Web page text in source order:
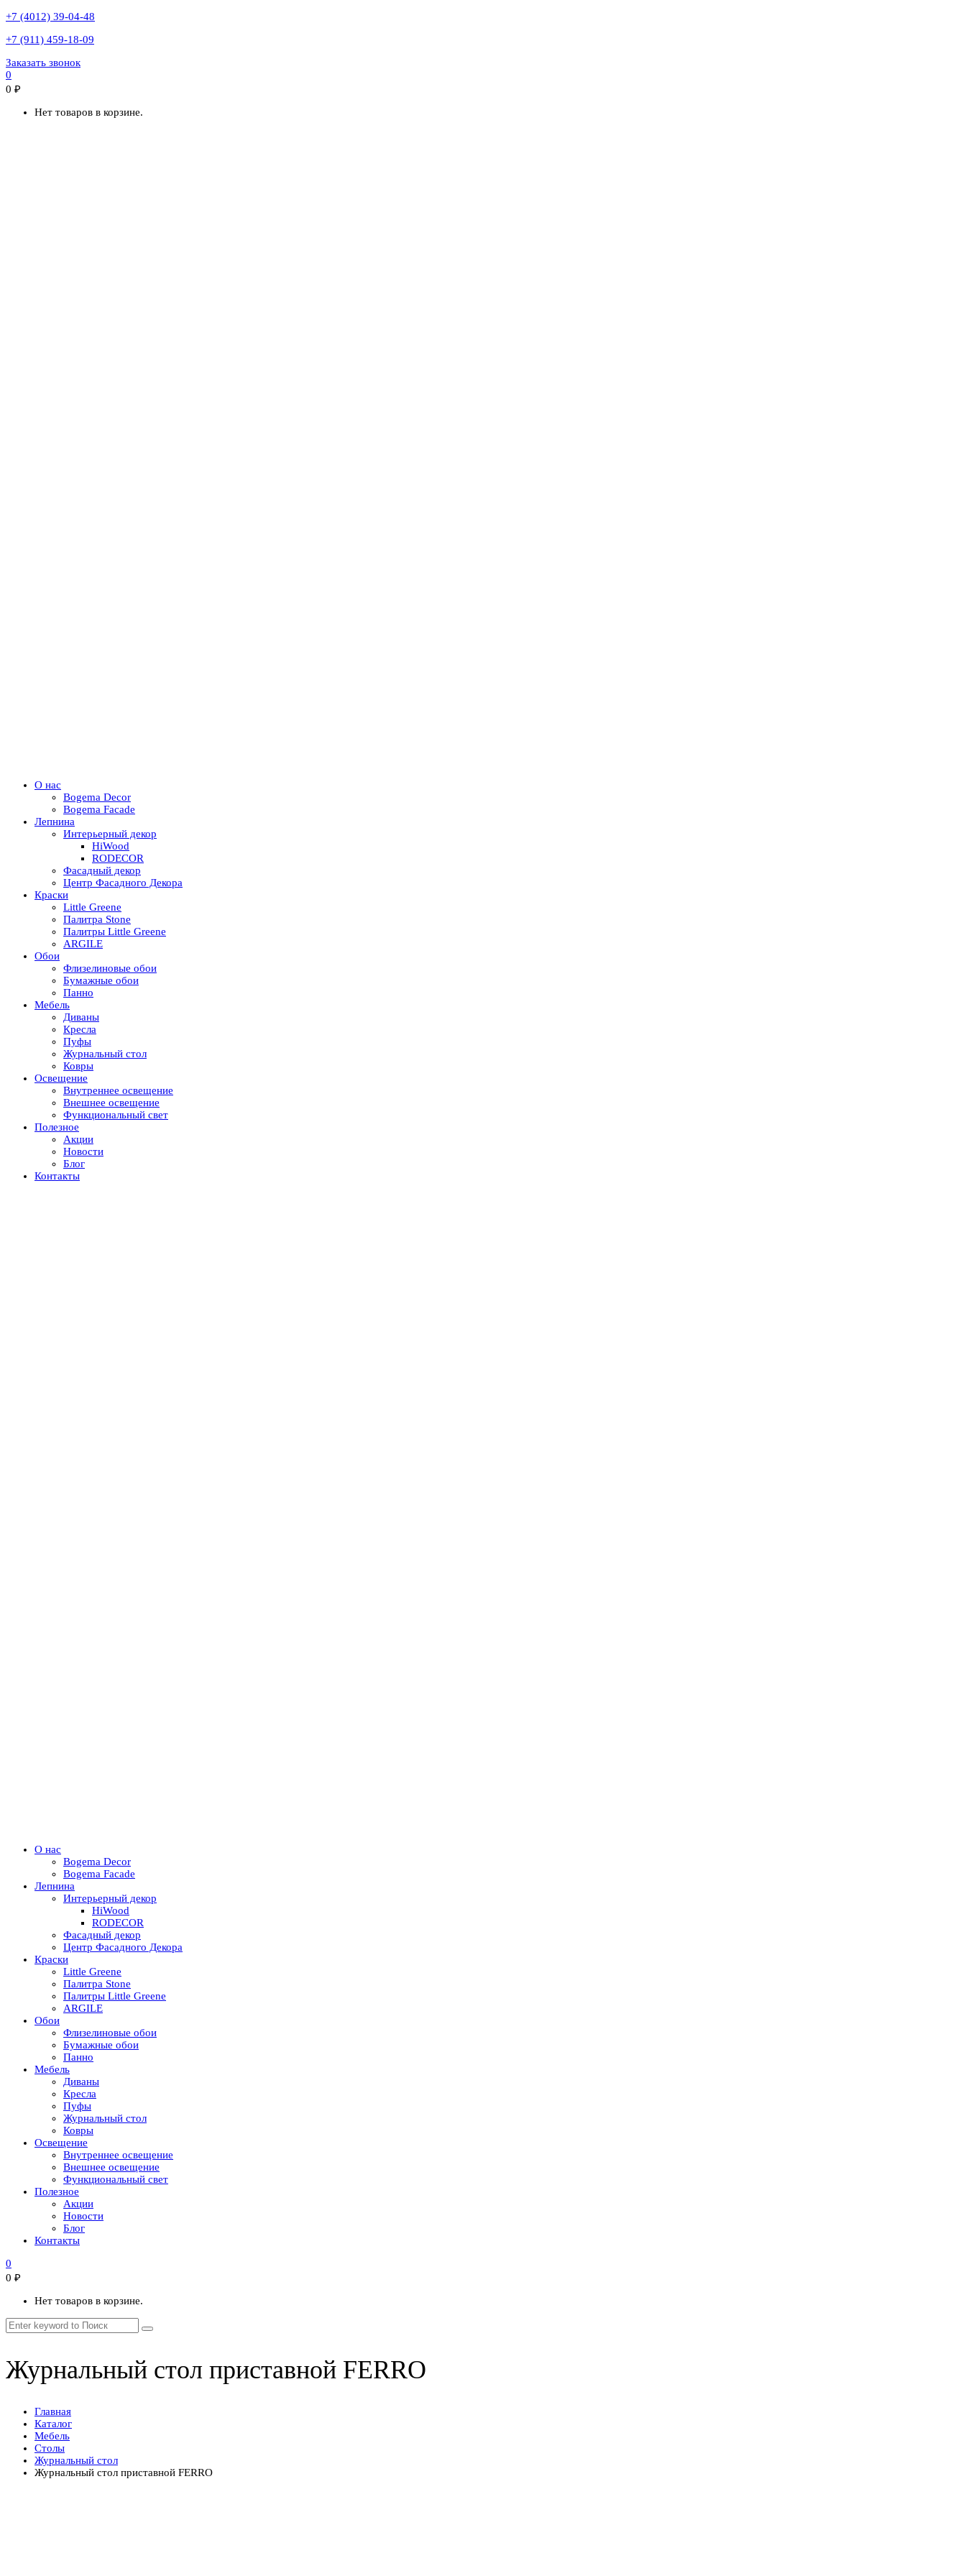
+7 (4012) 39-04-48
+7 (911) 459-18-09
Заказать звонок
0
0 ₽
Нет товаров в корзине.
О нас
Bogema Decor
Bogema Facade
Лепнина
Интерьерный декор
HiWood
RODECOR
Фасадный декор
Центр Фасадного Декора
Краски
Little Greene
Палитра Stone
Палитры Little Greene
ARGILE
Обои
Флизелиновые обои
Бумажные обои
Панно
Мебель
Диваны
Кресла
Пуфы
Журнальный стол
Ковры
Освещение
Внутреннее освещение
Внешнее освещение
Функциональный свет
Полезное
Акции
Новости
Блог
Контакты
О нас
Bogema Decor
Bogema Facade
Лепнина
Интерьерный декор
HiWood
RODECOR
Фасадный декор
Центр Фасадного Декора
Краски
Little Greene
Палитра Stone
Палитры Little Greene
ARGILE
Обои
Флизелиновые обои
Бумажные обои
Панно
Мебель
Диваны
Кресла
Пуфы
Журнальный стол
Ковры
Освещение
Внутреннее освещение
Внешнее освещение
Функциональный свет
Полезное
Акции
Новости
Блог
Контакты
0
0 ₽
Нет товаров в корзине.
Журнальный стол приставной FERRO
Главная
Каталог
Мебель
Столы
Журнальный стол
Журнальный стол приставной FERRO